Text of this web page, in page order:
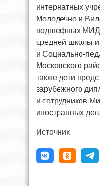
интернатных
Молодечно и
подшефных МИД
средней школы
и Социально-
Московского
также дети
зарубежного
и сотрудников
иностранных дел.
Источник